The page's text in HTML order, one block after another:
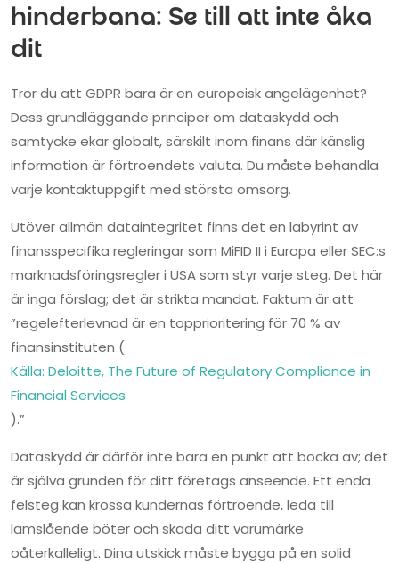
hinderbana: Se till att inte åka
dit
Tror du att GDPR bara är en europeisk angelägenhet?
Dess grundläggande principer om dataskydd och
samtycke ekar globalt, särskilt inom finans där känslig
information är förtroendets valuta. Du måste behandla
varje kontaktuppgift med största omsorg.
Utöver allmän dataintegritet finns det en labyrint av
finansspecifika regleringar som MiFID II i Europa eller SEC:s
marknadsföringsregler i USA som styr varje steg. Det här
är inga förslag; det är strikta mandat. Faktum är att
”regelefterlevnad är en topprioritering för 70 % av
finansinstituten (
Källa: Deloitte, The Future of Regulatory Compliance in
Financial Services
).”
Dataskydd är därför inte bara en punkt att bocka av; det
är själva grunden för ditt företags anseende. Ett enda
felsteg kan krossa kundernas förtroende, leda till
lamslående böter och skada ditt varumärke
oåterkalleligt. Dina utskick måste bygga på en solid